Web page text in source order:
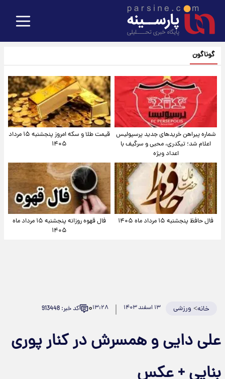
گوناگون
شماره پیراهن خریدهای جدید پرسپولیس
اعلام شد؛ تیکدری، محبی و سرگیف با
اعداد ویژه
قیمت طلا و سکه امروز پنجشنبه ۱۵ مرداد
۱۴۰۵
فال حافظ پنجشنبه ۱۵ مرداد ماه ۱۴۰۵
فال قهوه روزانه پنجشنبه ۱۵ مرداد ماه
۱۴۰۵
خانه> ورزشی ۱۳ اسفند ۱۴۰۳ ۱۳:۲۸۰ کد خبر: 913448
علی دایی و همسرش در کنار پوری
بنایی + عکس